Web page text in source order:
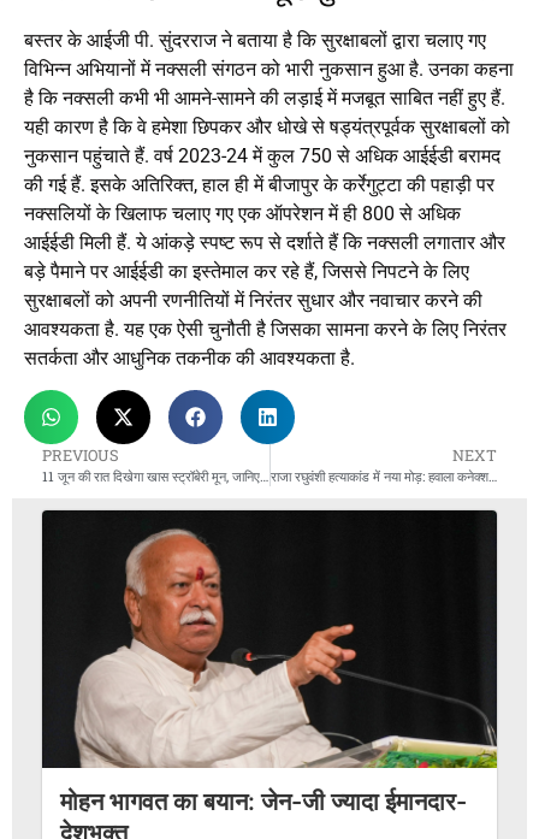
बस्तर के आईजी पी. सुंदरराज ने बताया है कि सुरक्षाबलों द्वारा चलाए गए
विभिन्न अभियानों में नक्सली संगठन को भारी नुकसान हुआ है. उनका कहना
है कि नक्सली कभी भी आमने-सामने की लड़ाई में मजबूत साबित नहीं हुए हैं.
यही कारण है कि वे हमेशा छिपकर और धोखे से षड्यंत्रपूर्वक सुरक्षाबलों को
नुकसान पहुंचाते हैं. वर्ष 2023-24 में कुल 750 से अधिक आईईडी बरामद
की गई हैं. इसके अतिरिक्त, हाल ही में बीजापुर के कर्रेगुट्टा की पहाड़ी पर
नक्सलियों के खिलाफ चलाए गए एक ऑपरेशन में ही 800 से अधिक
आईईडी मिली हैं. ये आंकड़े स्पष्ट रूप से दर्शाते हैं कि नक्सली लगातार और
बड़े पैमाने पर आईईडी का इस्तेमाल कर रहे हैं, जिससे निपटने के लिए
सुरक्षाबलों को अपनी रणनीतियों में निरंतर सुधार और नवाचार करने की
आवश्यकता है. यह एक ऐसी चुनौती है जिसका सामना करने के लिए निरंतर
सतर्कता और आधुनिक तकनीक की आवश्यकता है.
PREVIOUS
11 जून की रात दिखेगा खास स्ट्रॉबेरी मून, जानिए क्यों होता है इतना खास और इसका नाम क्या है
NEXT
राजा रघुवंशी हत्याकांड में नया मोड़: हवाला कनेक्शन से गहराया रहस्य, जितेंद्र रघुवंशी की तलाश तेज
मोहन भागवत का बयान: जेन-जी ज्यादा ईमानदार-
देशभक्त